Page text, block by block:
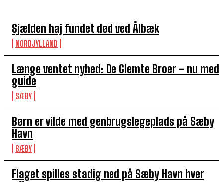
Sjælden haj fundet død ved Ålbæk
NORDJYLLAND
Længe ventet nyhed: De Glemte Broer – nu med
guide
SÆBY
Børn er vilde med genbrugslegeplads på Sæby
Havn
SÆBY
Flaget spilles stadig ned på Sæby Havn hver